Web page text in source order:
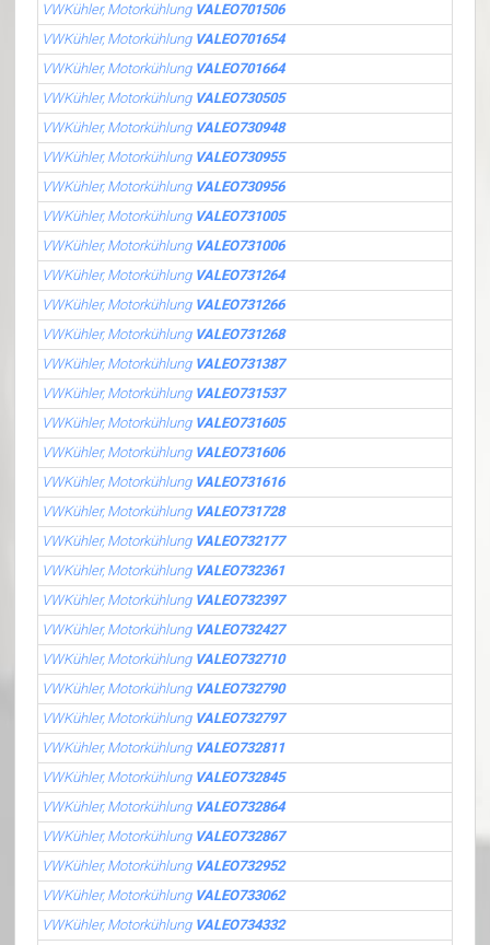
VWKühler, Motorkühlung VALEO701506
VWKühler, Motorkühlung VALEO701654
VWKühler, Motorkühlung VALEO701664
VWKühler, Motorkühlung VALEO730505
VWKühler, Motorkühlung VALEO730948
VWKühler, Motorkühlung VALEO730955
VWKühler, Motorkühlung VALEO730956
VWKühler, Motorkühlung VALEO731005
VWKühler, Motorkühlung VALEO731006
VWKühler, Motorkühlung VALEO731264
VWKühler, Motorkühlung VALEO731266
VWKühler, Motorkühlung VALEO731268
VWKühler, Motorkühlung VALEO731387
VWKühler, Motorkühlung VALEO731537
VWKühler, Motorkühlung VALEO731605
VWKühler, Motorkühlung VALEO731606
VWKühler, Motorkühlung VALEO731616
VWKühler, Motorkühlung VALEO731728
VWKühler, Motorkühlung VALEO732177
VWKühler, Motorkühlung VALEO732361
VWKühler, Motorkühlung VALEO732397
VWKühler, Motorkühlung VALEO732427
VWKühler, Motorkühlung VALEO732710
VWKühler, Motorkühlung VALEO732790
VWKühler, Motorkühlung VALEO732797
VWKühler, Motorkühlung VALEO732811
VWKühler, Motorkühlung VALEO732845
VWKühler, Motorkühlung VALEO732864
VWKühler, Motorkühlung VALEO732867
VWKühler, Motorkühlung VALEO732952
VWKühler, Motorkühlung VALEO733062
VWKühler, Motorkühlung VALEO734332